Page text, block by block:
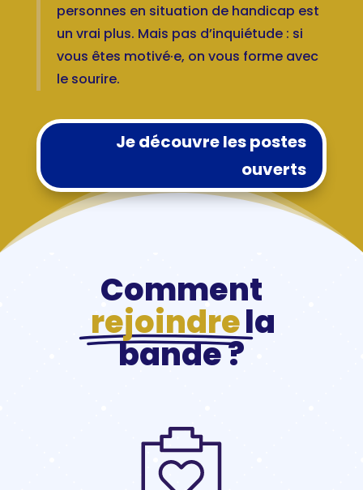
personnes en situation de handicap est
un vrai plus. Mais pas d’inquiétude : si
vous êtes motivé·e, on vous forme avec
le sourire.
Je découvre les postes
ouverts
Comment
rejoindrela
bande ?